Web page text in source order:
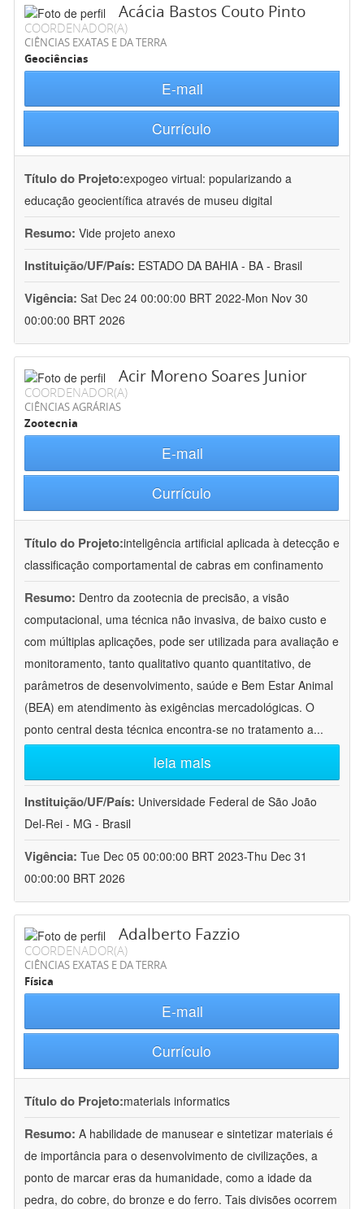
Acácia Bastos Couto Pinto
COORDENADOR(A)
CIÊNCIAS EXATAS E DA TERRA
Geociências
E-mail
Currículo
Título do Projeto:expogeo virtual: popularizando a
educação geocientífica através de museu digital
Resumo: Vide projeto anexo
Instituição/UF/País: ESTADO DA BAHIA - BA - Brasil
Vigência: Sat Dec 24 00:00:00 BRT 2022-Mon Nov 30
00:00:00 BRT 2026
Acir Moreno Soares Junior
COORDENADOR(A)
CIÊNCIAS AGRÁRIAS
Zootecnia
E-mail
Currículo
Título do Projeto:inteligência artificial aplicada à detecção e
classificação comportamental de cabras em confinamento
Resumo: Dentro da zootecnia de precisão, a visão
computacional, uma técnica não invasiva, de baixo custo e
com múltiplas aplicações, pode ser utilizada para avaliação e
monitoramento, tanto qualitativo quanto quantitativo, de
parâmetros de desenvolvimento, saúde e Bem Estar Animal
(BEA) em atendimento às exigências mercadológicas. O
ponto central desta técnica encontra-se no tratamento a...
leia mais
Instituição/UF/País: Universidade Federal de São João
Del-Rei - MG - Brasil
Vigência: Tue Dec 05 00:00:00 BRT 2023-Thu Dec 31
00:00:00 BRT 2026
Adalberto Fazzio
COORDENADOR(A)
CIÊNCIAS EXATAS E DA TERRA
Física
E-mail
Currículo
Título do Projeto:materials informatics
Resumo: A habilidade de manusear e sintetizar materiais é
de importância para o desenvolvimento de civilizações, a
ponto de marcar eras da humanidade, como a idade da
pedra, do cobre, do bronze e do ferro. Tais divisões ocorrem